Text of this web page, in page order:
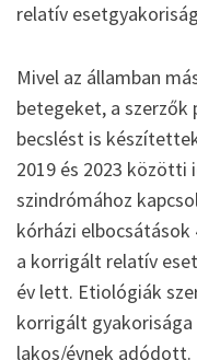
relatív
Mivel az államban
betegeket, a
becslést is
2019 és 2023 közötti
szindrómához
kórházi elbocsátások
a korrigált relatív
év lett. Etiológiák
korrigált gyakorisága
lakos/évnek adódott.